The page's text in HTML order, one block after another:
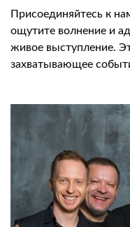
Присоединяйтесь к
ощутите волнение и
живое выступление.
захватывающее